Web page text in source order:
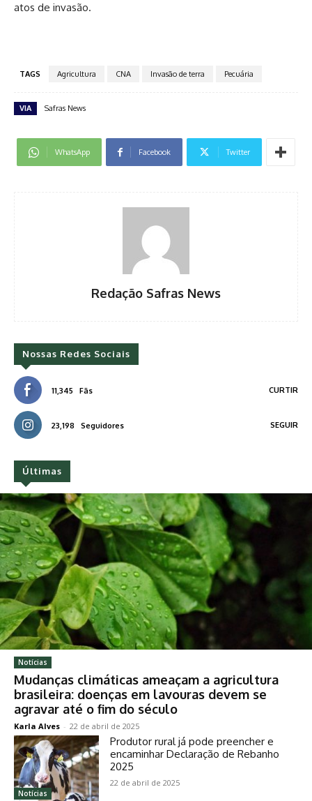
atos de invasão.
TAGS Agricultura CNA Invasão de terra Pecuária
VIA Safras News
WhatsApp Facebook Twitter
Redação Safras News
Nossas Redes Sociais
11,345 Fãs CURTIR
23,198 Seguidores SEGUIR
Últimas
Notícias
Mudanças climáticas ameaçam a agricultura
brasileira: doenças em lavouras devem se
agravar até o fim do século
Karla Alves - 22 de abril de 2025
Notícias
Produtor rural já pode preencher e
encaminhar Declaração de Rebanho
2025
22 de abril de 2025